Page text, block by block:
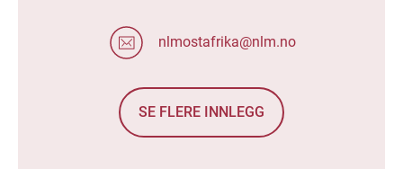
nlmostafrika@nlm.no
SE FLERE INNLEGG